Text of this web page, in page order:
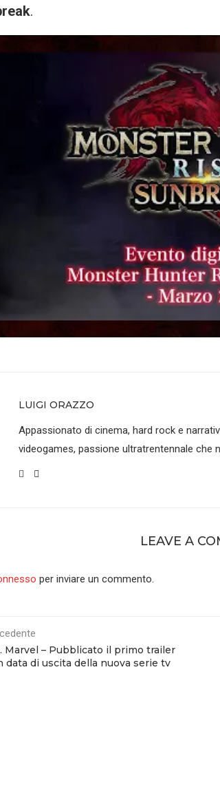
.
LUIGI ORAZZO
Appassionato di cinema, hard rock e
videogames, passione ultratrentennale che
LEAVE A
per inviare un commento.
Marvel – Pubblicato il primo trailer
data di uscita della nuova serie tv